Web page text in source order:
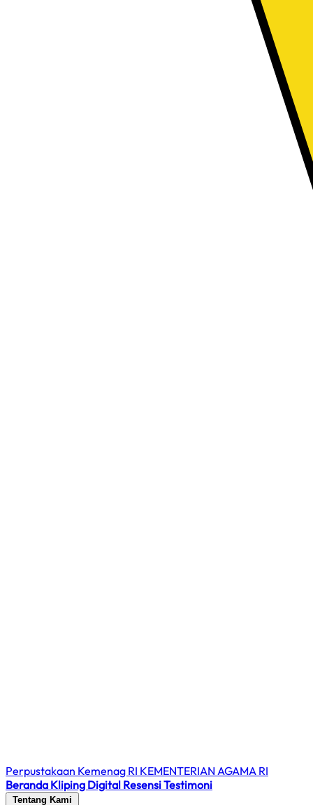
Perpustakaan Kemenag RI KEMENTERIAN AGAMA RI
Beranda Kliping Digital ResensiTestimoni
Tentang Kami